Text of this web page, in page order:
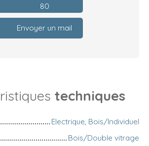
80
Envoyer un mail
techniques
Electrique, Bois/Individuel
Bois/Double vitrage